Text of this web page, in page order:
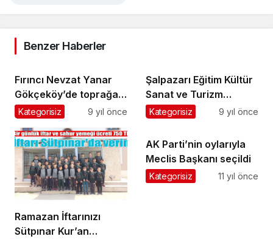
Benzer Haberler
Fırıncı Nevzat Yanar
Gökçeköy’de toprağa
verildi
Kategorisiz 9 yıl önce
Şalpazarı Eğitim Kültür
Sanat ve Turizm
Derneği’nden liselilere
Kategorisiz 9 yıl önce
Ramazan İftarınızı
Sütpınar Kur’an
AK Parti’nin oylarıyla
Meclis Başkanı seçildi
Kategorisiz 11 yıl önce